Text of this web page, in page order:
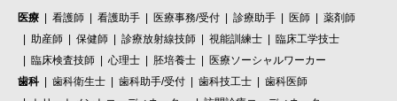
医療 看護師 看護助手 医療事務/受付 診療助手 医師
薬剤師
助産師
保健師 診療放射線技師 視能訓練士
臨床工学技士
臨床検査技師
心理士 胚培養士
医療ソーシャルワーカー
歯科
歯科衛生士 歯科助手/受付 歯科技工士
歯科医師